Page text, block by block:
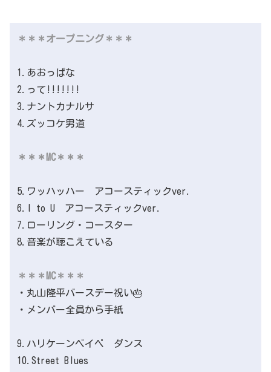
＊＊＊オープニング＊＊＊
1.あおっぱな
2.って!!!!!!!
3.ナントカナルサ
4.ズッコケ男道
＊＊＊MC＊＊＊
5.ワッハッハー アコースティックver.
6.I to U アコースティックver.
7.ローリング・コースター
8.音楽が聴こえている
＊＊＊MC＊＊＊
・丸山隆平バースデー祝い🎂
・メンバー全員から手紙
9.ハリケーンベイベ ダンス
10.Street Blues